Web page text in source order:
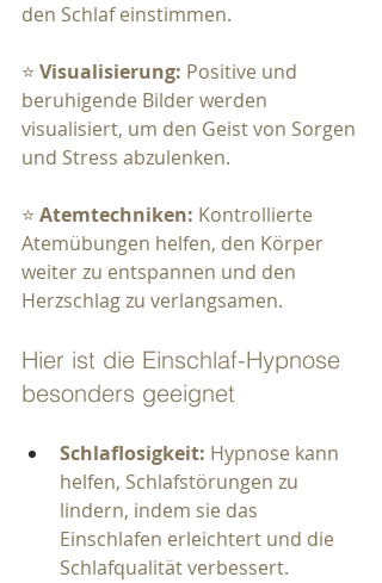
den Schlaf einstimmen.
⭐ Visualisierung: Positive und
beruhigende Bilder werden
visualisiert, um den Geist von Sorgen
und Stress abzulenken.
⭐ Atemtechniken: Kontrollierte
Atemübungen helfen, den Körper
weiter zu entspannen und den
Herzschlag zu verlangsamen.
Hier ist die Einschlaf-Hypnose
besonders geeignet
Schlaflosigkeit: Hypnose kann
helfen, Schlafstörungen zu
lindern, indem sie das
Einschlafen erleichtert und die
Schlafqualität verbessert.